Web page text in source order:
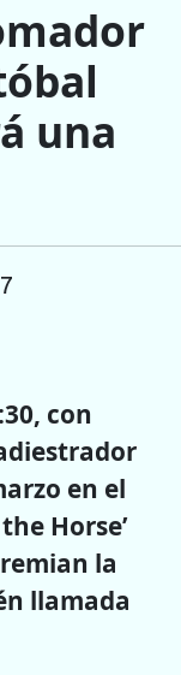
una
con
en el
Horse’
la
llamada